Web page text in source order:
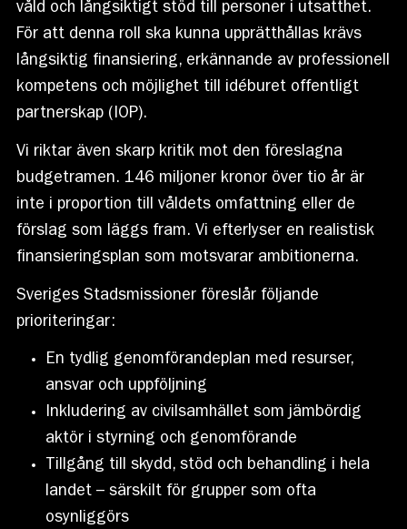
våld och långsiktigt stöd till personer i utsatthet.
För att denna roll ska kunna upprätthållas krävs
långsiktig finansiering, erkännande av professionell
kompetens och möjlighet till idéburet offentligt
partnerskap (IOP).
Vi riktar även skarp kritik mot den föreslagna
budgetramen. 146 miljoner kronor över tio år är
inte i proportion till våldets omfattning eller de
förslag som läggs fram. Vi efterlyser en realistisk
finansieringsplan som motsvarar ambitionerna.
Sveriges Stadsmissioner föreslår följande
prioriteringar:
En tydlig genomförandeplan med resurser,
ansvar och uppföljning
Inkludering av civilsamhället som jämbördig
aktör i styrning och genomförande
Tillgång till skydd, stöd och behandling i hela
landet – särskilt för grupper som ofta
osynliggörs